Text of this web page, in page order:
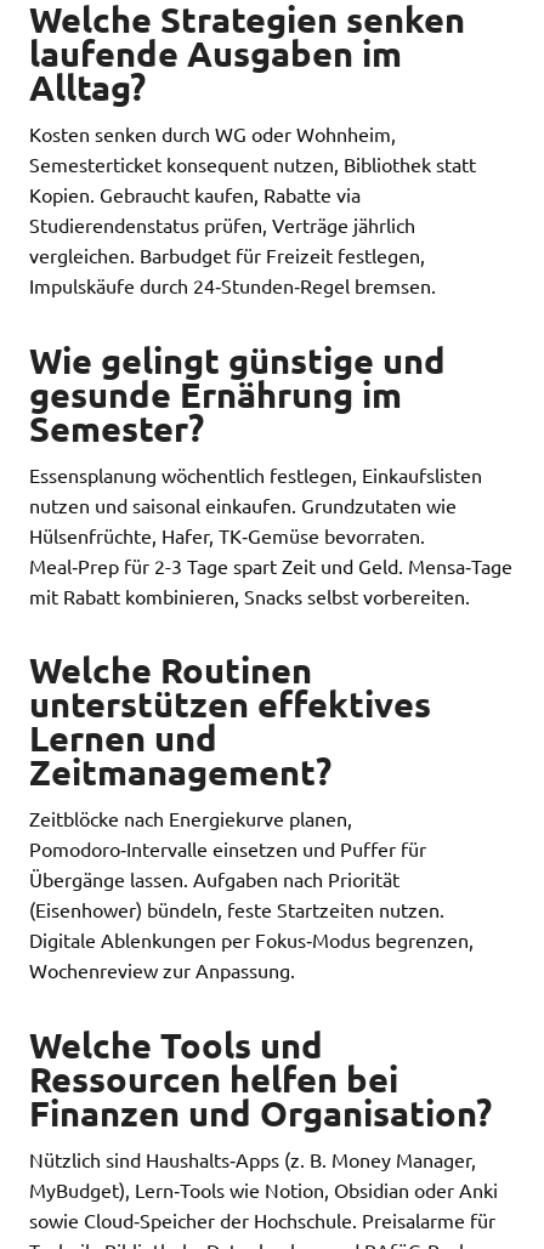
Welche Strategien senken
laufende Ausgaben im
Alltag?
Kosten senken durch WG oder Wohnheim,
Semesterticket konsequent nutzen, Bibliothek statt
Kopien. Gebraucht kaufen, Rabatte via
Studierendenstatus prüfen, Verträge jährlich
vergleichen. Barbudget für Freizeit festlegen,
Impulskäufe durch 24‑Stunden‑Regel bremsen.
Wie gelingt günstige und
gesunde Ernährung im
Semester?
Essensplanung wöchentlich festlegen, Einkaufslisten
nutzen und saisonal einkaufen. Grundzutaten wie
Hülsenfrüchte, Hafer, TK‑Gemüse bevorraten.
Meal‑Prep für 2-3 Tage spart Zeit und Geld. Mensa‑Tage
mit Rabatt kombinieren, Snacks selbst vorbereiten.
Welche Routinen
unterstützen effektives
Lernen und
Zeitmanagement?
Zeitblöcke nach Energiekurve planen,
Pomodoro‑Intervalle einsetzen und Puffer für
Übergänge lassen. Aufgaben nach Priorität
(Eisenhower) bündeln, feste Startzeiten nutzen.
Digitale Ablenkungen per Fokus‑Modus begrenzen,
Wochenreview zur Anpassung.
Welche Tools und
Ressourcen helfen bei
Finanzen und Organisation?
Nützlich sind Haushalts‑Apps (z. B. Money Manager,
MyBudget), Lern‑Tools wie Notion, Obsidian oder Anki
sowie Cloud‑Speicher der Hochschule. Preisalarme für